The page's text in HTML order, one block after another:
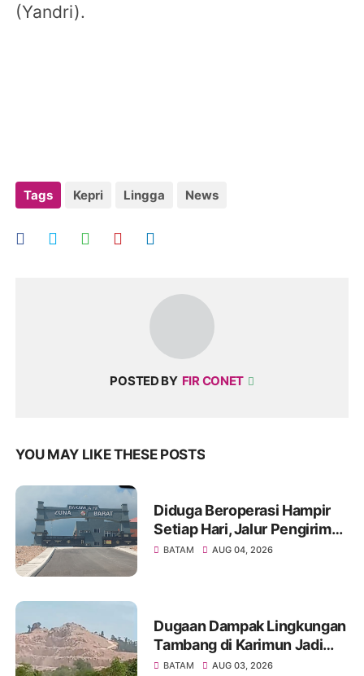
(Yandri).
Tags Kepri Lingga News
POSTED BY FIR CONET
YOU MAY LIKE THESE POSTS
Diduga Beroperasi Hampir
Setiap Hari, Jalur Pengiriman
Barang Ilegal di Barelang
BATAM AUG 04, 2026
Dugaan Dampak Lingkungan
Tambang di Karimun Jadi
Sorotan, Masyarakat Minta
BATAM AUG 03, 2026